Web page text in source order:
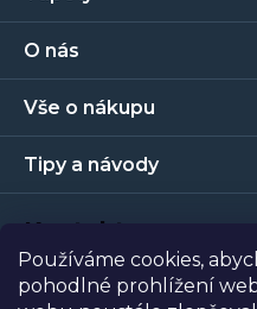
Používáme cookies,
pohodlné prohlížení
a
í
O nás
Vše o nákupu
Tipy a návody
Kontakt
Prodejna